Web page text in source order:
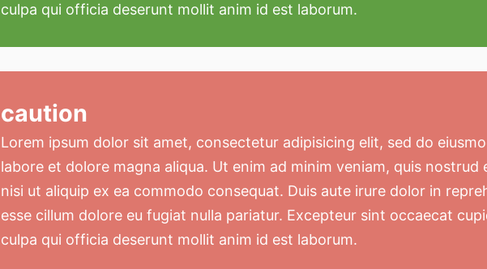
culpa qui officia deserunt mollit anim id est laborum.
caution
Lorem ipsum dolor sit amet, consectetur adipisicing elit, sed do
labore et dolore magna aliqua. Ut enim ad minim veniam, quis
nisi ut aliquip ex ea commodo consequat. Duis aute irure dolor in
esse cillum dolore eu fugiat nulla pariatur. Excepteur sint occaecat
culpa qui officia deserunt mollit anim id est laborum.